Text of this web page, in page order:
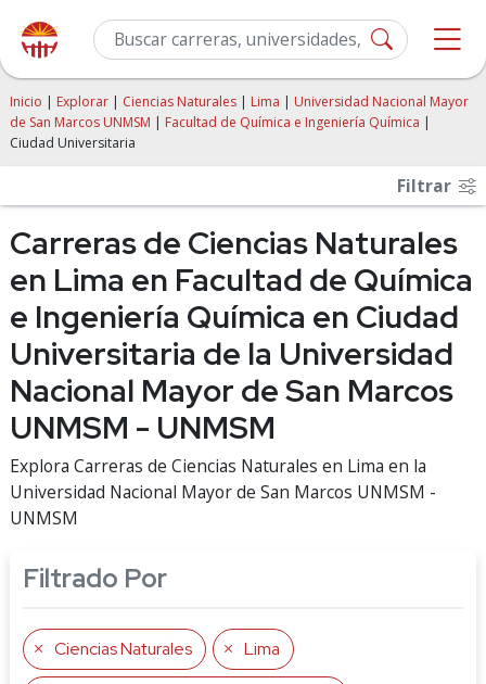
Inicio | Explorar | Ciencias Naturales | Lima | Universidad Nacional Mayor
de San Marcos UNMSM | Facultad de Química e Ingeniería Química |
Ciudad Universitaria
Filtrar
Carreras de Ciencias Naturales
en Lima en Facultad de Química
e Ingeniería Química en Ciudad
Universitaria de la Universidad
Nacional Mayor de San Marcos
UNMSM - UNMSM
Explora Carreras de Ciencias Naturales en Lima en la
Universidad Nacional Mayor de San Marcos UNMSM -
UNMSM
Filtrado Por
Ciencias Naturales Lima